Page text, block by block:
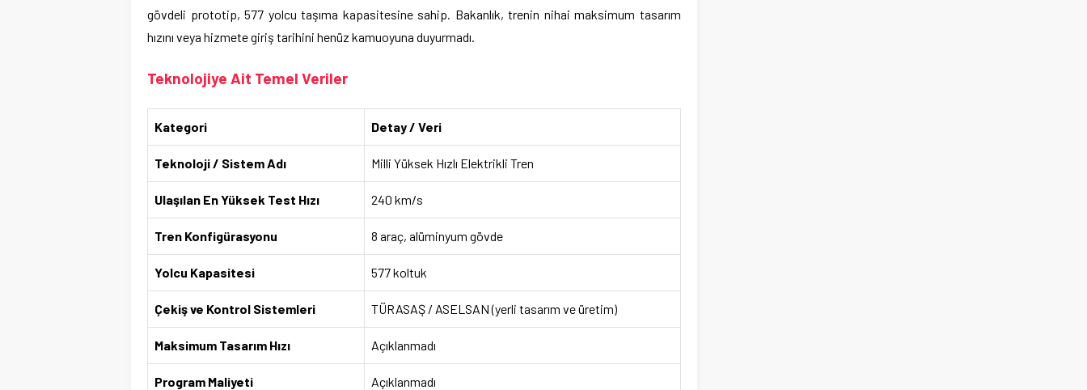
gövdeli prototip, 577 yolcu taşıma kapasitesine sahip. Bakanlık, trenin nihai maksimum tasarım
hızını veya hizmete giriş tarihini henüz kamuoyuna duyurmadı.
Teknolojiye Ait Temel Veriler
Kategori Detay / Veri
Teknoloji / Sistem Adı Milli Yüksek Hızlı Elektrikli Tren
Ulaşılan En Yüksek Test Hızı 240 km/s
Tren Konfigürasyonu 8 araç, alüminyum gövde
Yolcu Kapasitesi 577 koltuk
Çekiş ve Kontrol Sistemleri TÜRASAŞ / ASELSAN (yerli tasarım ve üretim)
Maksimum Tasarım Hızı Açıklanmadı
Program Maliyeti Açıklanmadı